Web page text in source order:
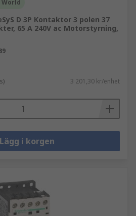
World
D 3P Kontaktor 3 polen 37
65 A 240V ac Motorstyrning,
3 201,30 kr/enhet
i korgen